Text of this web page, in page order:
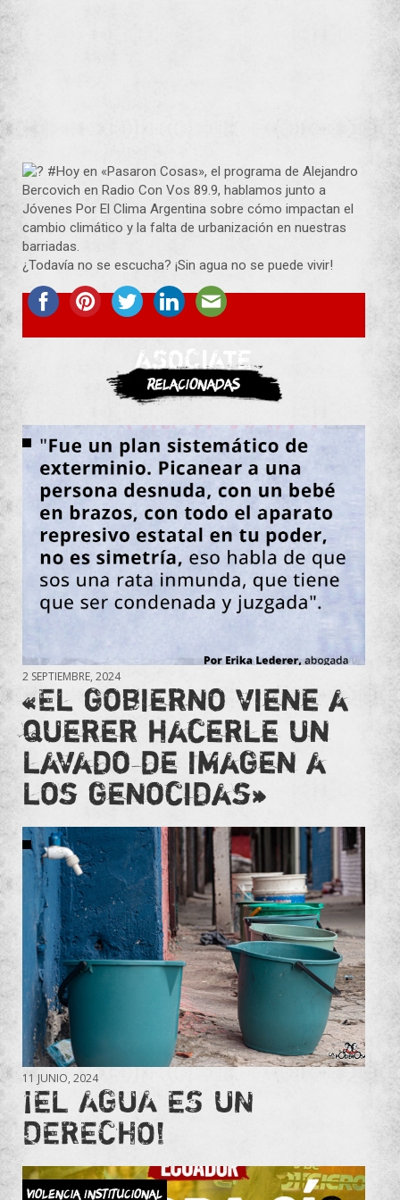
#Hoy en «Pasaron Cosas», el programa de Alejandro
Bercovich en Radio Con Vos 89.9, hablamos junto a
Jóvenes Por El Clima Argentina sobre cómo impactan el
cambio climático y la falta de urbanización en nuestras
barriadas.
¿Todavía no se escucha? ¡Sin agua no se puede vivir!
ASOCIATE
Relacionadas
2 SEPTIEMBRE, 2024
«El gobierno viene a
querer hacerle un
lavado de imagen a
los genocidas»
11 JUNIO, 2024
¡EL AGUA ES UN
DERECHO!
Violencia Institucional